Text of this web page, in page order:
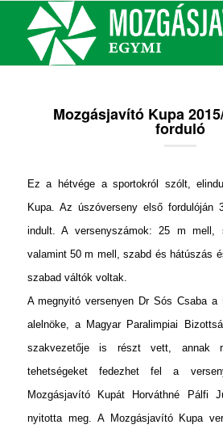
Mozgásjavító Kupa
forduló
Ez a hétvége a sportokról szólt,
Kupa. Az úszóverseny első fordulóján
indult. A versenyszámok: 25 m mell,
valamint 50 m mell, szabd és hátúszás
szabad váltók voltak.
A megnyitó versenyen Dr Sós Csaba a
alelnöke, a Magyar Paralimpiai
szakvezetője is részt vett, annak
tehetségeket fedezhet fel a
Mozgásjavító Kupát Horváthné Pálfi
nyitotta meg. A Mozgásjavító Kupa